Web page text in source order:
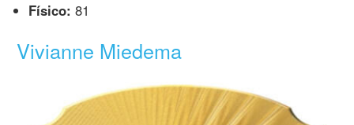
Físico: 81
Vivianne Miedema